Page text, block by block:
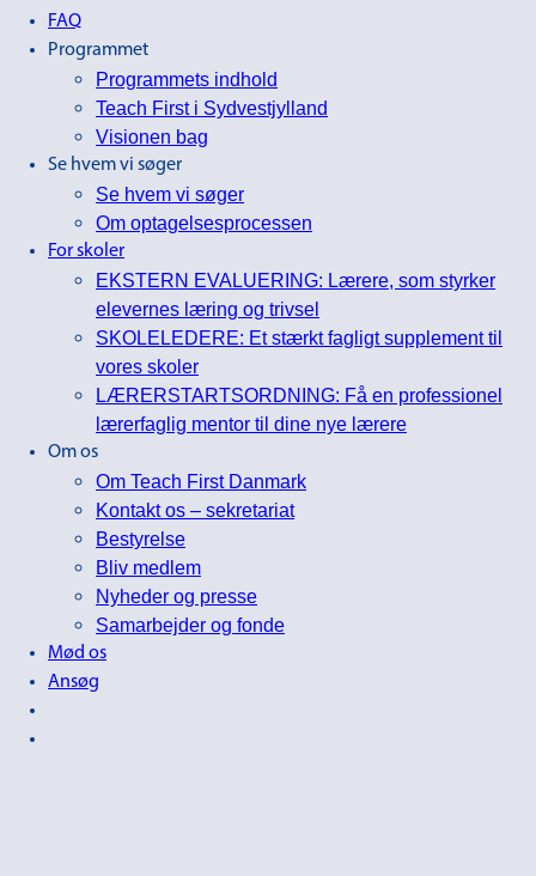
FAQ
Programmet
Programmets indhold
Teach First i Sydvestjylland
Visionen bag
Se hvem vi søger
Se hvem vi søger
Om optagelsesprocessen
For skoler
EKSTERN EVALUERING: Lærere, som styrker
elevernes læring og trivsel
SKOLELEDERE: Et stærkt fagligt supplement til
vores skoler
LÆRERSTARTSORDNING: Få en professionel
lærerfaglig mentor til dine nye lærere
Om os
Om Teach First Danmark
Kontakt os – sekretariat
Bestyrelse
Bliv medlem
Nyheder og presse
Samarbejder og fonde
Mød os
Ansøg